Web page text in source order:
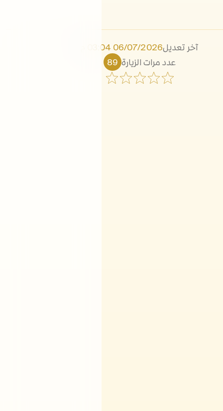
آخر تعديل06/07/2026 03:04 م
عدد مرات الزيارة 89